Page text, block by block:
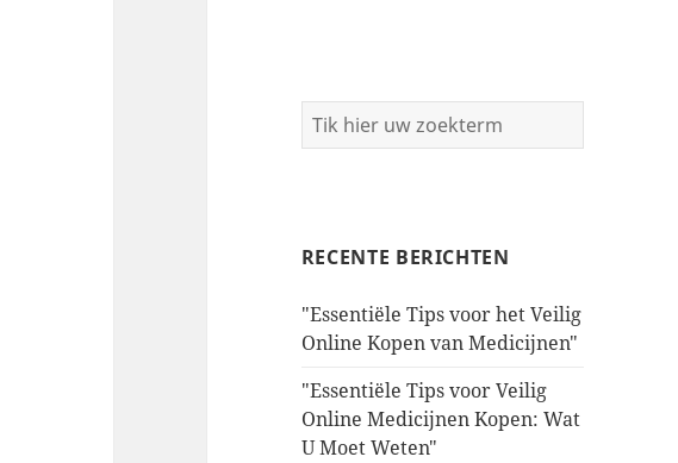
RECENTE BERICHTEN
"Essentiële Tips voor het Veilig
Online Kopen van Medicijnen"
"Essentiële Tips voor Veilig
Online Medicijnen Kopen: Wat
U Moet Weten"